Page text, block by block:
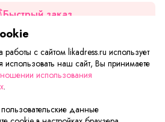
Быстрый заказ
в корзину
эта модель, можете
«Быстрый заказ».
короткое время вам
уточнит все условия заказа,
с сайтом likadress.ru использует
наш сайт, Вы принимаете
использования
.
данные